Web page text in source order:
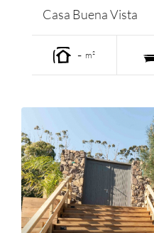
Casa Buena Vista
- m²